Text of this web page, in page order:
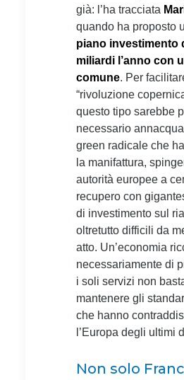
già: l’ha tracciata
quando ha proposto
piano investimento
miliardi l’anno con
comune. Per
“rivoluzione
questo tipo sarebbe
necessario
green radicale che
la manifattura,
autorità europee a
recupero con
di investimento sul
oltretutto difficili da
atto. Un’economia
necessariamente di
i soli servizi non
mantenere gli
che hanno
l’Europa degli ultimi
Non solo